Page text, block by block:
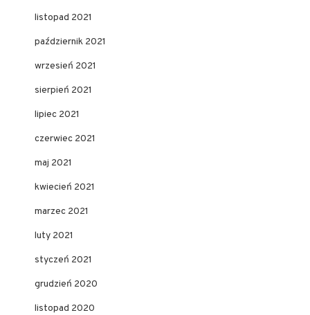
listopad 2021
październik 2021
wrzesień 2021
sierpień 2021
lipiec 2021
czerwiec 2021
maj 2021
kwiecień 2021
marzec 2021
luty 2021
styczeń 2021
grudzień 2020
listopad 2020